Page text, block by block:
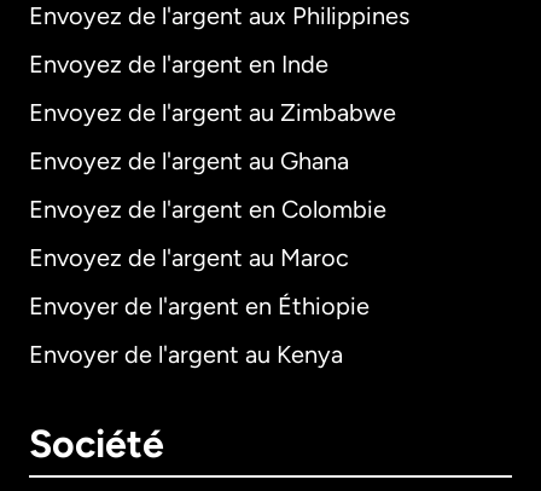
Envoyez de l'argent aux Philippines
Envoyez de l'argent en Inde
Envoyez de l'argent au Zimbabwe
Envoyez de l'argent au Ghana
Envoyez de l'argent en Colombie
Envoyez de l'argent au Maroc
Envoyer de l'argent en Éthiopie
Envoyer de l'argent au Kenya
Société